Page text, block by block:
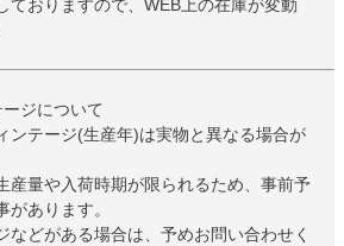
ておりますので、WEB上の在庫が変動
ジについて
ンテージ(生産年)は実物と異なる場合が
産量や入荷時期が限られるため、事前予
あります。
などがある場合は、予めお問い合わせく